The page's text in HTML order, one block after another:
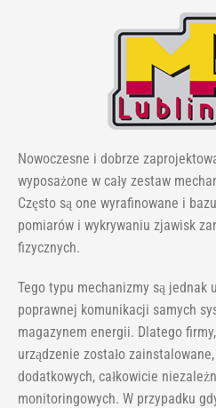
Nowoczesne i dobrze
wyposażone w cały zestaw
Często są one wyrafinowane i
pomiarów i wykrywaniu zjawisk
fizycznych.
Tego typu mechanizmy są jednak
poprawnej komunikacji samych
magazynem energii. Dlatego
urządzenie zostało
dodatkowych, całkowicie
monitoringowych. W przypadku